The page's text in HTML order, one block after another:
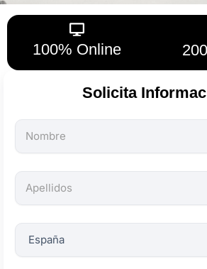
100% Online
Solicita
Todos
los
son
obligatorios.